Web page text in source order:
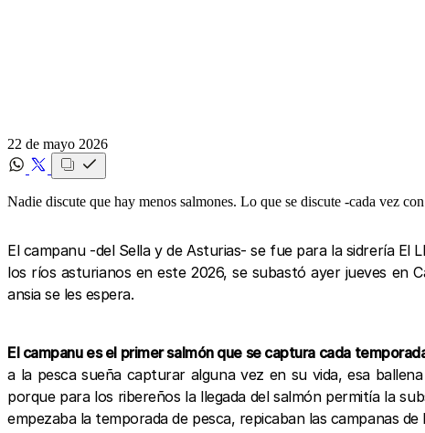
22 de mayo 2026
Nadie discute que hay menos salmones. Lo que se discute -cada vez
El campanu -del Sella y de Asturias- se fue para la sidrería
los ríos asturianos en este 2026, se subastó ayer jueves en
ansia se les espera.
El campanu es el primer salmón que se captura cada
a la pesca sueña capturar alguna vez en su vida, esa
porque para los ribereños la llegada del salmón permitía la
empezaba la temporada de pesca, repicaban las campanas